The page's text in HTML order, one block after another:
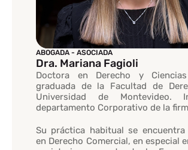
ABOGADA - ASOCIADA
Dra. Mariana Fagioli
Doctora en Derecho y Ciencias
graduada de la Facultad de
Universidad de Montevideo.
departamento Corporativo de la
Su práctica habitual se encuentra
en Derecho Comercial, en especial